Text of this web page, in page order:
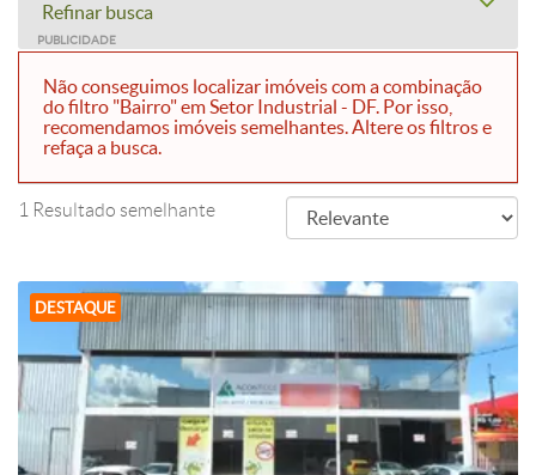
Refinar busca
PUBLICIDADE
Não conseguimos localizar imóveis com a combinação
do filtro "Bairro" em Setor Industrial - DF. Por isso,
recomendamos imóveis semelhantes. Altere os filtros e
refaça a busca.
1 Resultado semelhante
DESTAQUE